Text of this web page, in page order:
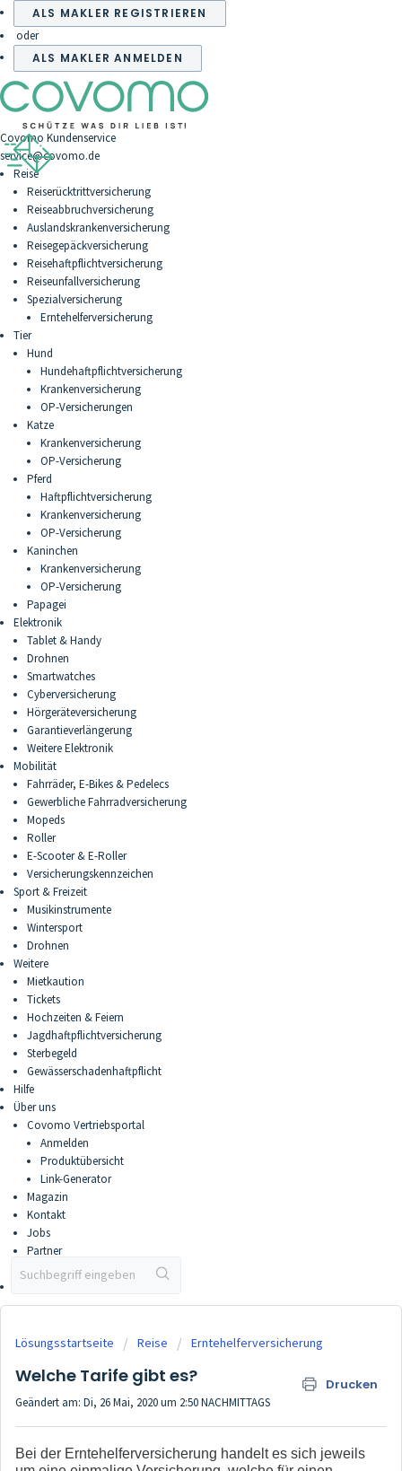
ALS MAKLER REGISTRIEREN
oder
ALS MAKLER ANMELDEN
Covomo Kundenservice
service@covomo.de
Reise
Reiserücktrittversicherung
Reiseabbruchversicherung
Auslandskrankenversicherung
Reisegepäckversicherung
Reisehaftpflichtversicherung
Reiseunfallversicherung
Spezialversicherung
Erntehelferversicherung
Tier
Hund
Hundehaftpflichtversicherung
Krankenversicherung
OP-Versicherungen
Katze
Krankenversicherung
OP-Versicherung
Pferd
Haftpflichtversicherung
Krankenversicherung
OP-Versicherung
Kaninchen
Krankenversicherung
OP-Versicherung
Papagei
Elektronik
Tablet & Handy
Drohnen
Smartwatches
Cyberversicherung
Hörgeräteversicherung
Garantieverlängerung
Weitere Elektronik
Mobilität
Fahrräder, E-Bikes & Pedelecs
Gewerbliche Fahrradversicherung
Mopeds
Roller
E-Scooter & E-Roller
Versicherungskennzeichen
Sport & Freizeit
Musikinstrumente
Wintersport
Drohnen
Weitere
Mietkaution
Tickets
Hochzeiten & Feiern
Jagdhaftpflichtversicherung
Sterbegeld
Gewässerschadenhaftpflicht
Hilfe
Über uns
Covomo Vertriebsportal
Anmelden
Produktübersicht
Link-Generator
Magazin
Kontakt
Jobs
Partner
Partner werden
Vertriebsportal
Lösungsstartseite Reise Erntehelferversicherung
Welche Tarife gibt es? Drucken
Geändert am: Di, 26 Mai, 2020 um 2:50 NACHMITTAGS
Bei der Erntehelferversicherung handelt es sich jeweils